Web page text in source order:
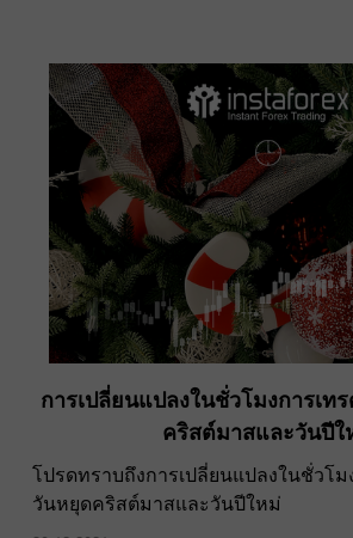
การเปลี่ยนแปลงในชั่วโมงการเท
คริสต์มาสและวันปีใ
โปรดทราบถึงการเปลี่ยนแปลงในชั่วโม
วันหยุดคริสต์มาสและวันปีใหม่